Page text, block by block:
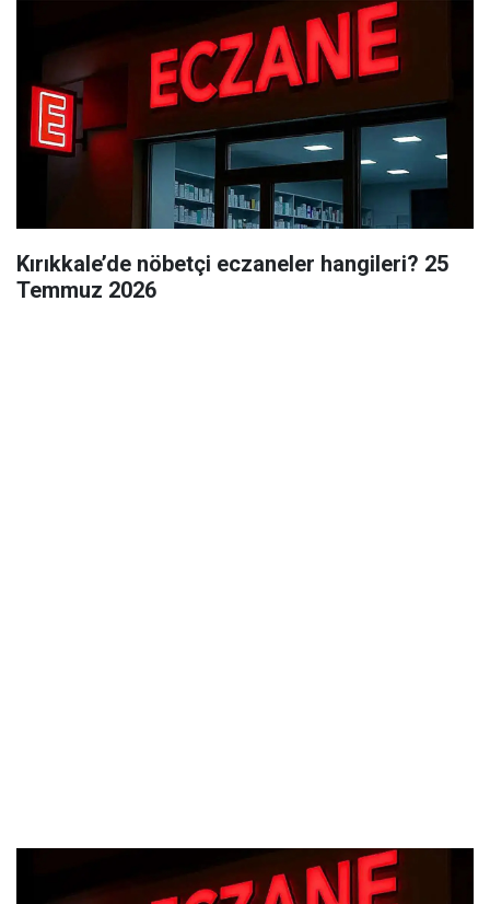
Kırıkkale’de nöbetçi eczaneler hangileri? 25
Temmuz 2026